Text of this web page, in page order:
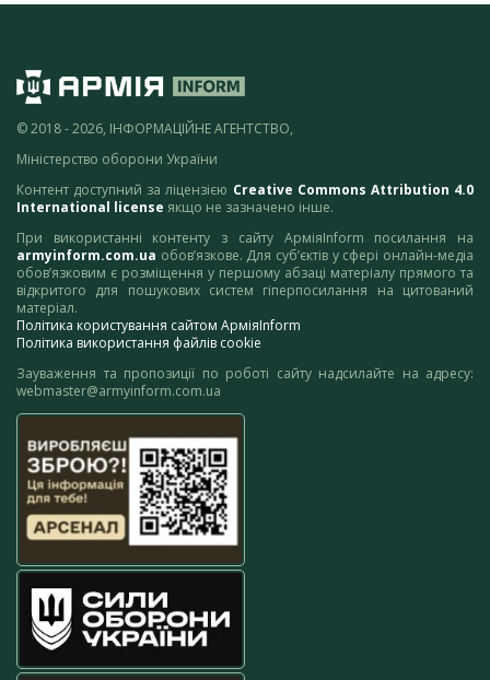
© 2018 - 2026, ІНФОРМАЦІЙНЕ АГЕНТСТВО,
Міністерство оборони України
Контент доступний за ліцензією Creative Commons Attribution 4.0
International license якщо не зазначено інше.
При використанні контенту з сайту АрміяInform посилання на
armyinform.com.ua обов’язкове. Для суб’єктів у сфері онлайн-медіа
обов’язковим є розміщення у першому абзаці матеріалу прямого та
відкритого для пошукових систем гіперпосилання на цитований
матеріал.
Політика користування сайтом АрміяInform
Політика використання файлів cookie
Зауваження та пропозиції по роботі сайту надсилайте на адресу:
webmaster@armyinform.com.ua